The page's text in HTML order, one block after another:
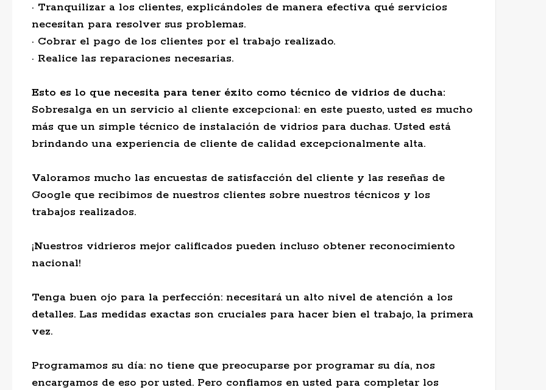
· Tranquilizar a los clientes, explicándoles de manera efectiva qué servicios
necesitan para resolver sus problemas.
· Cobrar el pago de los clientes por el trabajo realizado.
· Realice las reparaciones necesarias.
Esto es lo que necesita para tener éxito como técnico de vidrios de ducha:
Sobresalga en un servicio al cliente excepcional: en este puesto, usted es mucho
más que un simple técnico de instalación de vidrios para duchas. Usted está
brindando una experiencia de cliente de calidad excepcionalmente alta.
Valoramos mucho las encuestas de satisfacción del cliente y las reseñas de
Google que recibimos de nuestros clientes sobre nuestros técnicos y los
trabajos realizados.
¡Nuestros vidrieros mejor calificados pueden incluso obtener reconocimiento
nacional!
Tenga buen ojo para la perfección: necesitará un alto nivel de atención a los
detalles. Las medidas exactas son cruciales para hacer bien el trabajo, la primera
vez.
Programamos su día: no tiene que preocuparse por programar su día, nos
encargamos de eso por usted. Pero confiamos en usted para completar los